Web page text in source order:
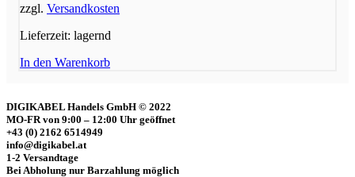
zzgl. Versandkosten
Lieferzeit: lagernd
In den Warenkorb
DIGIKABEL Handels GmbH © 2022
MO-FR von 9:00 – 12:00 Uhr geöffnet
+43 (0) 2162 6514949
info@digikabel.at
1-2 Versandtage
Bei Abholung nur Barzahlung möglich